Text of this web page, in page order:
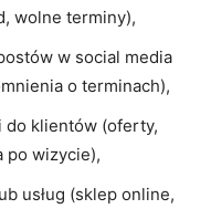
wolne terminy),
w social media
o terminach),
do klientów (oferty,
po wizycie),
usług (sklep online,